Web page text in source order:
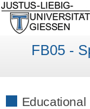
FB05 -